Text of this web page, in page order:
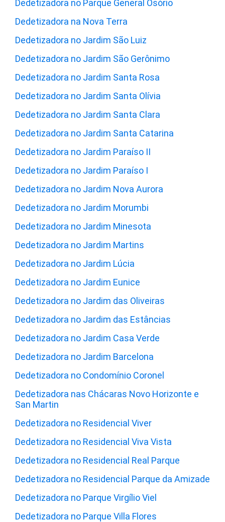
Dedetizadora no Parque General Osório
Dedetizadora na Nova Terra
Dedetizadora no Jardim São Luiz
Dedetizadora no Jardim São Gerônimo
Dedetizadora no Jardim Santa Rosa
Dedetizadora no Jardim Santa Olívia
Dedetizadora no Jardim Santa Clara
Dedetizadora no Jardim Santa Catarina
Dedetizadora no Jardim Paraíso II
Dedetizadora no Jardim Paraíso I
Dedetizadora no Jardim Nova Aurora
Dedetizadora no Jardim Morumbi
Dedetizadora no Jardim Minesota
Dedetizadora no Jardim Martins
Dedetizadora no Jardim Lúcia
Dedetizadora no Jardim Eunice
Dedetizadora no Jardim das Oliveiras
Dedetizadora no Jardim das Estâncias
Dedetizadora no Jardim Casa Verde
Dedetizadora no Jardim Barcelona
Dedetizadora no Condomínio Coronel
Dedetizadora nas Chácaras Novo Horizonte e
San Martin
Dedetizadora no Residencial Viver
Dedetizadora no Residencial Viva Vista
Dedetizadora no Residencial Real Parque
Dedetizadora no Residencial Parque da Amizade
Dedetizadora no Parque Virgílio Viel
Dedetizadora no Parque Villa Flores